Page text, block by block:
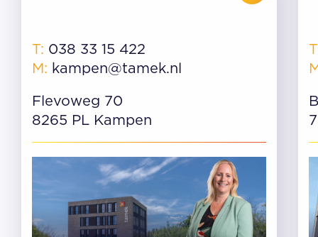
T: 038 33 15 422
M: kampen@tamek.nl
Flevoweg 70
8265 PL Kampen